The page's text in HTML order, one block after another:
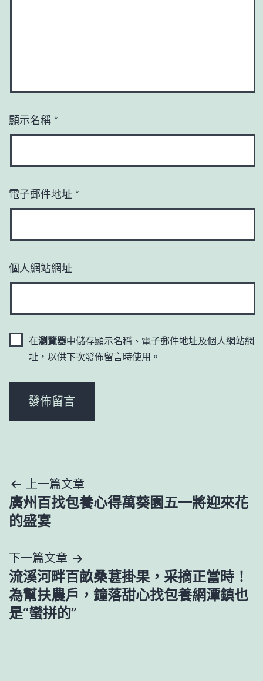
顯示名稱 *
電子郵件地址 *
個人網站網址
在瀏覽器中儲存顯示名稱、電子郵件地址及個人網站網
址，以供下次發佈留言時使用。
文
章
覽
上一篇文章
廣州百找包養心得萬葵園五一將迎來花
的盛宴
下一篇文章
流溪河畔百畝桑葚掛果，采摘正當時！
為幫扶農戶，鐘落甜心找包養網潭鎮也
是“蠻拼的”